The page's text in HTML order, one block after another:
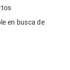
en busca de